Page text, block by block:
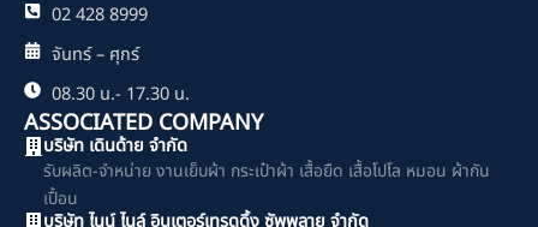
02 428 8999
จันทร์ – ศุกร์
08.30 น.- 17.30 น.
ASSOCIATED COMPANY
บริษัท เดินด้าย จำกัด
รับผลิต-จำหน่าย งานเย็บผ้า กระเป๋าผ้า เสื้อยืด เสื้อโปโล หมอน ผ้ากัน
เปื้อน